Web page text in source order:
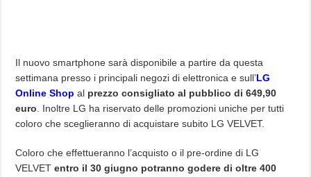
Il nuovo smartphone sarà disponibile a partire da questa
settimana presso i principali negozi di elettronica e sull’LG
Online Shop al prezzo consigliato al pubblico di 649,90
euro . Inoltre LG ha riservato delle promozioni uniche per tutti
coloro che sceglieranno di acquistare subito LG VELVET.
Coloro che effettueranno l’acquisto o il pre-ordine di LG
VELVETentro il 30 giugno potranno godere di oltre 400